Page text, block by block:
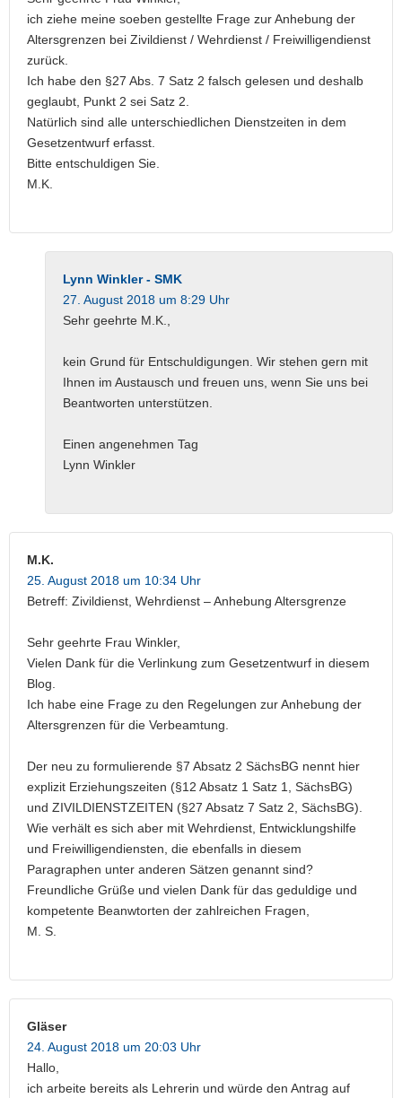
ich ziehe meine soeben gestellte Frage zur Anhebung der
Altersgrenzen bei Zivildienst / Wehrdienst / Freiwilligendienst
zurück.
Ich habe den §27 Abs. 7 Satz 2 falsch gelesen und deshalb
geglaubt, Punkt 2 sei Satz 2.
Natürlich sind alle unterschiedlichen Dienstzeiten in dem
Gesetzentwurf erfasst.
Bitte entschuldigen Sie.
M.K.
Lynn Winkler - SMK
27. August 2018 um 8:29 Uhr
Sehr geehrte M.K.,
kein Grund für Entschuldigungen. Wir stehen gern mit
Ihnen im Austausch und freuen uns, wenn Sie uns bei
Beantworten unterstützen.
Einen angenehmen Tag
Lynn Winkler
M.K.
25. August 2018 um 10:34 Uhr
Betreff: Zivildienst, Wehrdienst – Anhebung Altersgrenze
Sehr geehrte Frau Winkler,
Vielen Dank für die Verlinkung zum Gesetzentwurf in diesem
Blog.
Ich habe eine Frage zu den Regelungen zur Anhebung der
Altersgrenzen für die Verbeamtung.
Der neu zu formulierende §7 Absatz 2 SächsBG nennt hier
explizit Erziehungszeiten (§12 Absatz 1 Satz 1, SächsBG)
und ZIVILDIENSTZEITEN (§27 Absatz 7 Satz 2, SächsBG).
Wie verhält es sich aber mit Wehrdienst, Entwicklungshilfe
und Freiwilligendiensten, die ebenfalls in diesem
Paragraphen unter anderen Sätzen genannt sind?
Freundliche Grüße und vielen Dank für das geduldige und
kompetente Beanwtorten der zahlreichen Fragen,
M. S.
Gläser
24. August 2018 um 20:03 Uhr
Hallo,
ich arbeite bereits als Lehrerin und würde den Antrag auf